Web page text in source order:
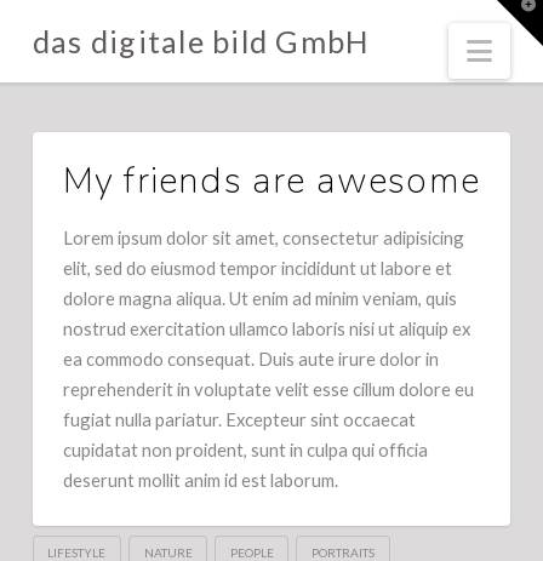
das digitale bild GmbH
My friends are awesome
Lorem ipsum dolor sit amet, consectetur adipisicing
elit, sed do eiusmod tempor incididunt ut labore et
dolore magna aliqua. Ut enim ad minim veniam, quis
nostrud exercitation ullamco laboris nisi ut aliquip ex
ea commodo consequat. Duis aute irure dolor in
reprehenderit in voluptate velit esse cillum dolore eu
fugiat nulla pariatur. Excepteur sint occaecat
cupidatat non proident, sunt in culpa qui officia
deserunt mollit anim id est laborum.
LIFESTYLE NATURE PEOPLE PORTRAITS